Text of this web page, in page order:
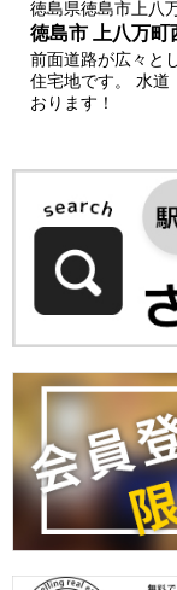
徳島県徳島市上八
徳島市 上八万町
前面道路が広々と
住宅地です。 水道
おります！